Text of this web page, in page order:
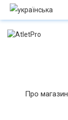
Про магазин